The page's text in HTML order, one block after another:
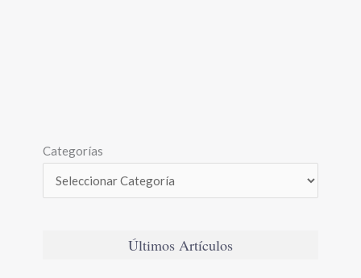
Categorías
Últimos Artículos